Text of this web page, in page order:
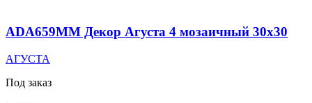
ADA659MM Декор Агуста 4 мозаичный 30х30
АГУСТА
Под заказ